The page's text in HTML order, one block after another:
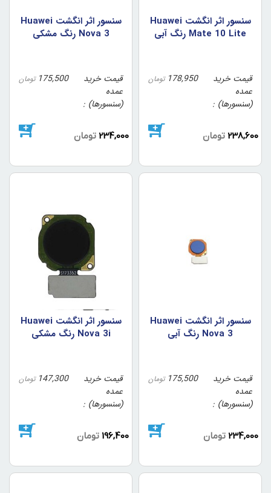
سنسور اثر انگشت Huawei
Mate 10 Lite رنگ آبي
قیمت خرید
عمده
(سنسورها)
178,950 تومان
238,600 تومان
سنسور اثر انگشت Huawei
Nova 3 رنگ مشکي
قیمت خرید
عمده
(سنسورها)
175,500 تومان
234,000 تومان
سنسور اثر انگشت Huawei
Nova 3 رنگ آبي
قیمت خرید
عمده
(سنسورها)
175,500 تومان
234,000 تومان
سنسور اثر انگشت Huawei
Nova 3i رنگ مشکي
قیمت خرید
عمده
(سنسورها)
147,300 تومان
196,400 تومان